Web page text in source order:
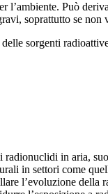
Può
soprattutto se non
sorgenti
radionuclidi in aria,
in settori come
l’evoluzione della